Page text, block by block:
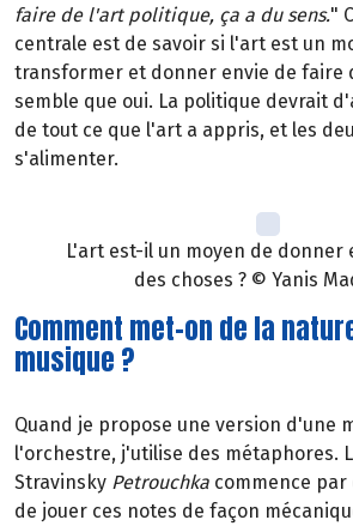
faire de l'art politique, ça a du sens."
centrale est de savoir si l'art est un
transformer et donner envie de faire
semble que oui. La politique devrait
de tout ce que l'art a appris, et les
s'alimenter.
L'art est-il un moyen de donner
des choses ? © Yanis
Comment met-on de la
musique ?
Quand je propose une version d'une
l'orchestre, j'utilise des métaphores.
Stravinsky Petrouchka commence par
de jouer ces notes de façon